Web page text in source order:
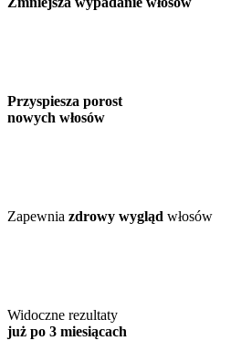
Przyspiesza porost
nowych włosów
Zapewnia zdrowy wygląd włosów
Widoczne rezultaty
już po 3 miesiącach